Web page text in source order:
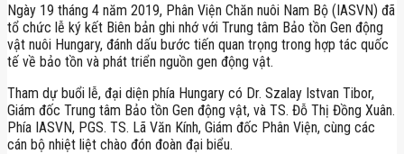
Ngày 19 tháng 4 năm 2019, Phân Viện Chăn nuôi Nam Bộ (IASVN) đã
tổ chức lễ ký kết Biên bản ghi nhớ với Trung tâm Bảo tồn Gen động
vật nuôi Hungary, đánh dấu bước tiến quan trọng trong hợp tác quốc
tế về bảo tồn và phát triển nguồn gen động vật.
Tham dự buổi lễ, đại diện phía Hungary có Dr. Szalay Istvan Tibor,
Giám đốc Trung tâm Bảo tồn Gen động vật, và TS. Đỗ Thị Đồng Xuân.
Phía IASVN, PGS. TS. Lã Văn Kính, Giám đốc Phân Viện, cùng các
cán bộ nhiệt liệt chào đón đoàn đại biểu.